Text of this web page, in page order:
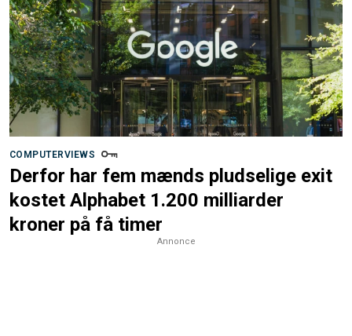
COMPUTERVIEWS
Derfor har fem mænds pludselige exit
kostet Alphabet 1.200 milliarder
kroner på få timer
Annonce